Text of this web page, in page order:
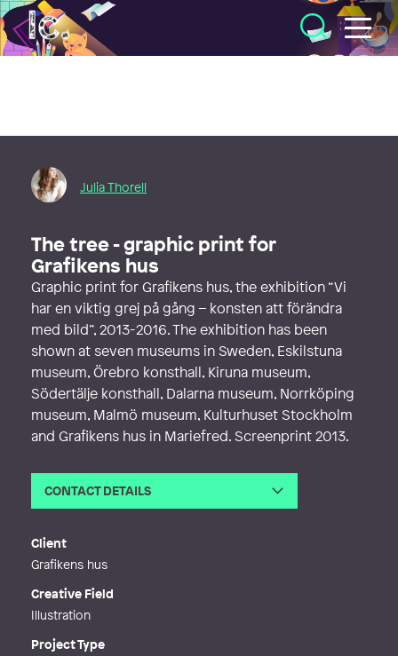
Illustratörcentrum
Julia Thorell
The tree - graphic print for
Grafikens hus
Graphic print for Grafikens hus, the exhibition “Vi
har en viktig grej på gång – konsten att förändra
med bild”, 2013-2016. The exhibition has been
shown at seven museums in Sweden, Eskilstuna
museum, Örebro konsthall, Kiruna museum,
Södertälje konsthall, Dalarna museum, Norrköping
museum, Malmö museum, Kulturhuset Stockholm
and Grafikens hus in Mariefred. Screenprint 2013.
CONTACT DETAILS
Client
Grafikens hus
Creative Field
Illustration
Project Type